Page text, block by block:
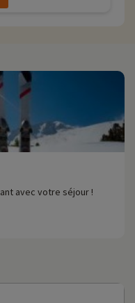
avec votre séjour !